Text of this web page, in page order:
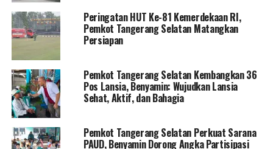
Peringatan HUT Ke-81 Kemerdekaan RI,
Pemkot Tangerang Selatan Matangkan
Persiapan
Pemkot Tangerang Selatan Kembangkan 36
Pos Lansia, Benyamin: Wujudkan Lansia
Sehat, Aktif, dan Bahagia
Pemkot Tangerang Selatan Perkuat Sarana
PAUD, Benyamin Dorong Angka Partisipasi